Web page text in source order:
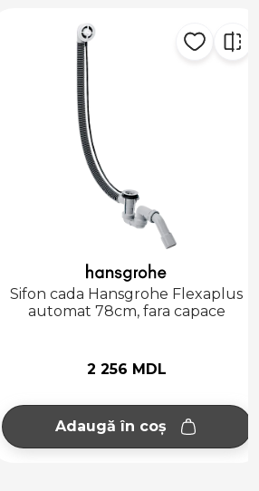
Sifon cada Hansgrohe Flexaplus
automat 78cm, fara capace
2 256 MDL
Adaugă în coș